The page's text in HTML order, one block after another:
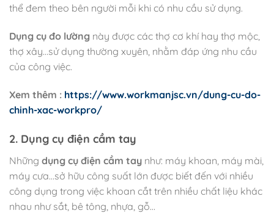
thể đem theo bên người mỗi khi có nhu cầu sử dụng.
Dụng cụ đo lường này được các thợ cơ khí hay thợ mộc,
thợ xây…sử dụng thường xuyên, nhằm đáp ứng nhu cầu
của công việc.
Xem thêm : https://www.workmanjsc.vn/dung-cu-do-
chinh-xac-workpro/
2. Dụng cụ điện cầm tay
Những dụng cụ điện cầm tay như: máy khoan, máy mài,
máy cưa…sở hữu công suất lớn được biết đến với nhiều
công dụng trong việc khoan cắt trên nhiều chất liệu khác
nhau như sắt, bê tông, nhựa, gỗ…